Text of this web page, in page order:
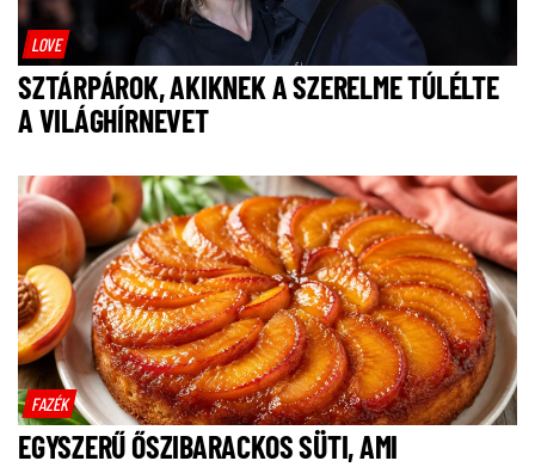
LOVE
SZTÁRPÁROK, AKIKNEK A SZERELME TÚLÉLTE
A VILÁGHÍRNEVET
FAZÉK
EGYSZERŰ ŐSZIBARACKOS SÜTI, AMI